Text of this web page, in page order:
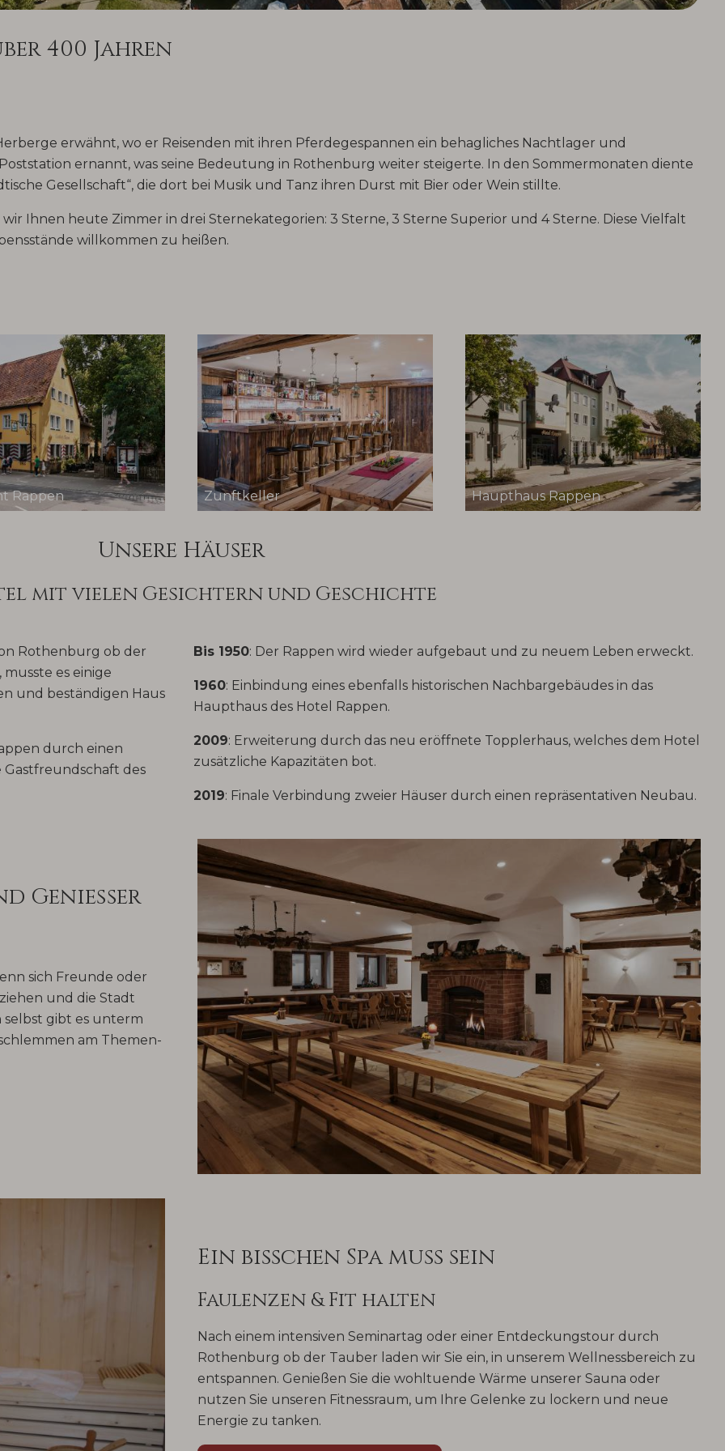
400 Jahren
erwähnt, wo er Reisenden mit ihren Pferdegespannen ein behagliches Nachtlager und
ernannt, was seine Bedeutung in Rothenburg weiter steigerte. In den Sommermonaten diente
Gesellschaft“, die dort bei Musik und Tanz ihren Durst mit Bier oder Wein stillte.
Ihnen heute Zimmer in drei Sternekategorien: 3 Sterne, 3 Sterne Superior und 4 Sterne. Diese Vielfalt
willkommen zu heißen.
Rappen Zunftkeller Haupthaus Rappen
Unsere Häuser
mit vielen Gesichtern und Geschichte
Rothenburg ob der
es einige
und beständigen Haus
durch einen
des
Bis 1950: Der Rappen wird wieder aufgebaut und zu neuem Leben erweckt.
1960: Einbindung eines ebenfalls historischen Nachbargebäudes in das
Haupthaus des Hotel Rappen.
2009: Erweiterung durch das neu eröffnete Topplerhaus, welches dem Hotel
zusätzliche Kapazitäten bot.
2019: Finale Verbindung zweier Häuser durch einen repräsentativen Neubau.
Genießer
sich Freunde oder
und die Stadt
selbst gibt es unterm
am Themen-
Ein bisschen Spa muss sein
Faulenzen & Fit halten
Nach einem intensiven Seminartag oder einer Entdeckungstour durch
Rothenburg ob der Tauber laden wir Sie ein, in unserem Wellnessbereich zu
entspannen. Genießen Sie die wohltuende Wärme unserer Sauna oder
nutzen Sie unseren Fitnessraum, um Ihre Gelenke zu lockern und neue
Energie zu tanken.